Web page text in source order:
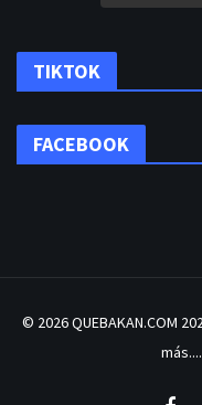
TIKTOK
FACEBOOK
© 2026QUEBAKAN.COM
más....